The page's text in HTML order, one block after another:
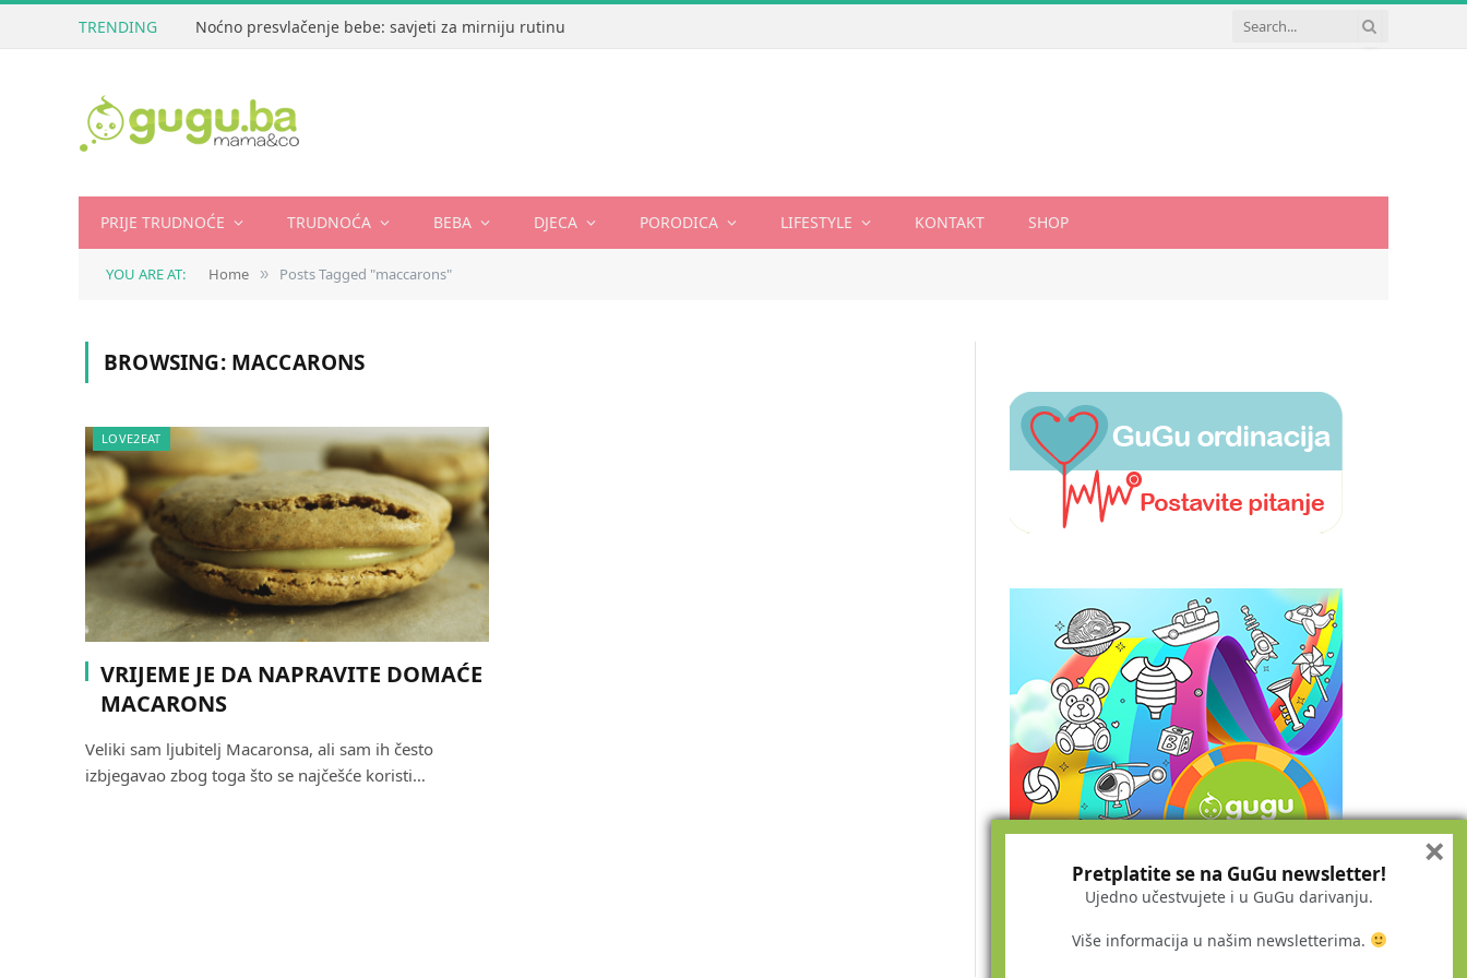
TRENDING Noćno presvlačenje bebe: savjeti za mirniju rutinu
PRIJE TRUDNOĆE TRUDNOĆA BEBA DJECA PORODICA LIFESTYLE KONTAKT SHOP
YOU ARE AT: Home » Posts Tagged "maccarons"
BROWSING: MACCARONS
LOVE2EAT
VRIJEME JE DA NAPRAVITE DOMAĆE
MACARONS
Veliki sam ljubitelj Macaronsa, ali sam ih često
izbjegavao zbog toga što se najčešće koristi…
Pretplatite se na GuGu newsletter!
Ujedno učestvujete i u GuGu darivanju.
Više informacija u našim newsletterima.
×